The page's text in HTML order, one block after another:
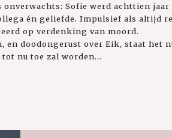
Sofie werd achttien
én geliefde. Impulsief als altijd
op verdenking van moord.
en doodongerust over Eik, staat het
nu toe zal worden...